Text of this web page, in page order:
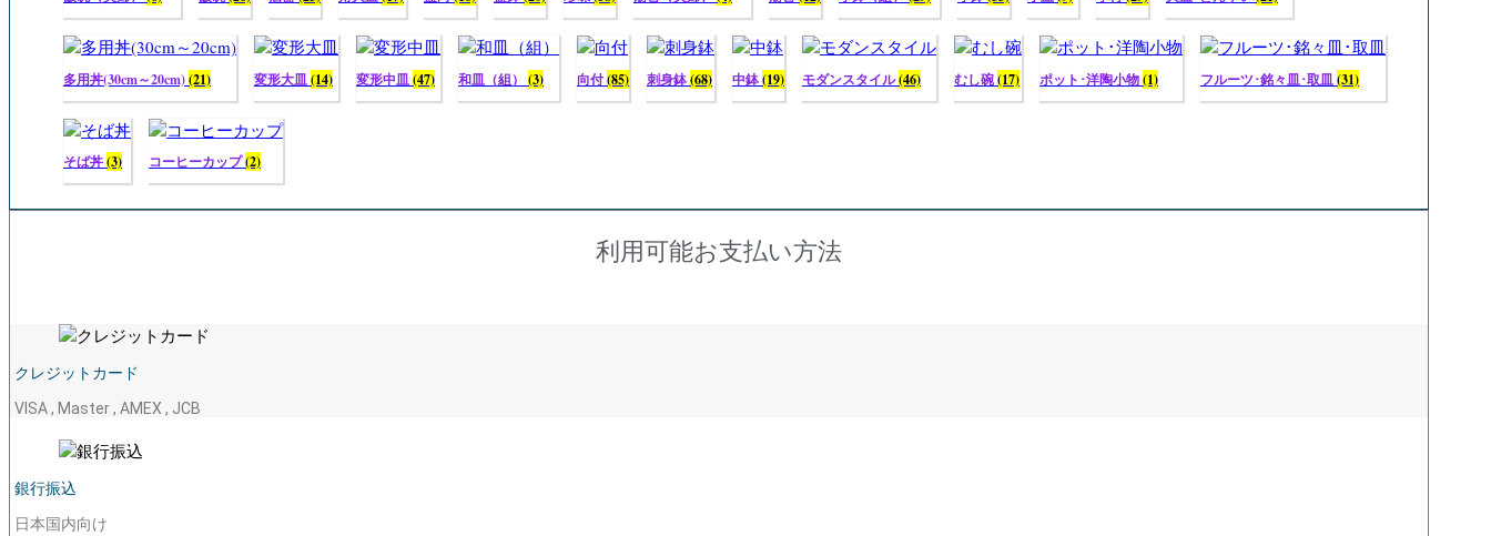
多用丼(30cm～20cm)(21) 変形大皿(14) 変形中皿(47) 和皿（組） (3) 向付(85) 刺身鉢(68) 中鉢(19) モダンスタイル(46) むし碗(17) ポット･洋陶小物(1) フルーツ･銘々皿･取皿(31)
そば丼(3) コーヒーカップ(2)
利用可能お支払い方法
クレジットカード
VISA , Master , AMEX , JCB
銀行振込
日本国内向け